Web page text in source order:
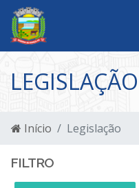
LEGISLAÇÃO
Início Legislação
FILTRO